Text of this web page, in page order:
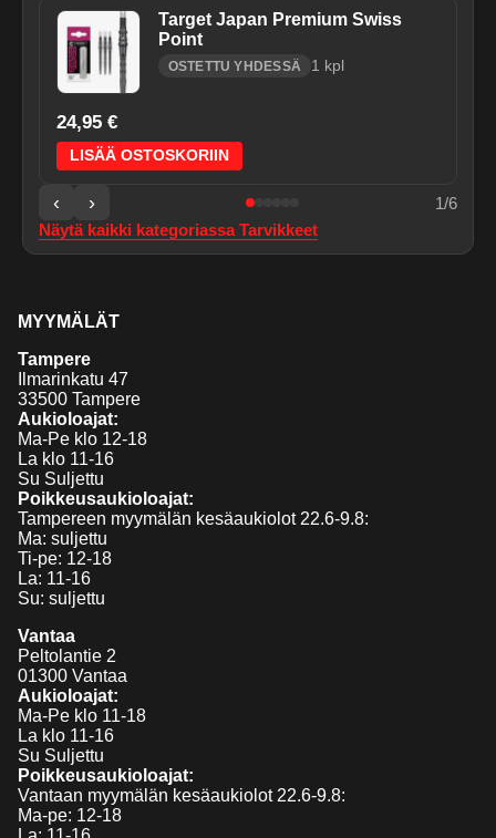
Target Japan Premium Swiss
Point
OSTETTU YHDESSÄ 1 kpl
24,95 €
LISÄÄ OSTOSKORIIN
‹ › 1/6
Näytä kaikki kategoriassaTarvikkeet
MYYMÄLÄT
Tampere
Ilmarinkatu 47
33500 Tampere
Aukioloajat:
Ma-Pe klo 12-18
La klo 11-16
Su Suljettu
Poikkeusaukioloajat:
Tampereen myymälän kesäaukiolot 22.6-9.8:
Ma: suljettu
Ti-pe: 12-18
La: 11-16
Su: suljettu
Vantaa
Peltolantie 2
01300 Vantaa
Aukioloajat:
Ma-Pe klo 11-18
La klo 11-16
Su Suljettu
Poikkeusaukioloajat:
Vantaan myymälän kesäaukiolot 22.6-9.8:
Ma-pe: 12-18